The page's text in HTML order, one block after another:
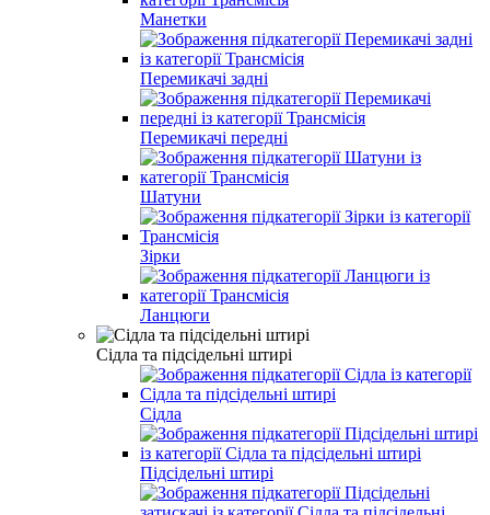
Манетки
Перемикачі задні
Перемикачі передні
Шатуни
Зірки
Ланцюги
Сідла та підсідельні штирі
Сідла
Підсідельні штирі